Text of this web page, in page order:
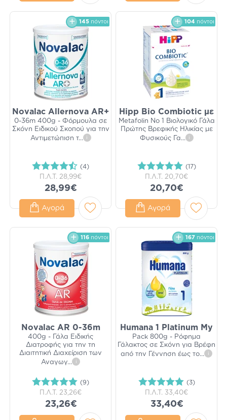
145 πόντοι
Novalac Allernova AR+
0-36m 400g - Φόρμουλα σε
Σκόνη Ειδικού Σκοπού για την
Αντιμετώπιση τ... i
(4)
Π.Λ.Τ. 28,99€
28,99€
Αγορά
104 πόντοι
Hipp Bio Combiotic με
Metafolin No 1 Βιολογικό Γάλα
Πρώτης Βρεφικής Ηλικίας με
Φυσικούς Γα... i
(17)
Π.Λ.Τ. 20,70€
20,70€
Αγορά
116 πόντοι
Novalac AR 0-36m
400g - Γάλα Ειδικής
Διατροφής για την τη
Διαιτητική Διαχείριση των
Αναγωγ... i
(9)
Π.Λ.Τ. 23,26€
23,26€
167 πόντοι
Humana 1 Platinum My
Pack 800g - Ρόφημα
Γάλακτος σε Σκόνη για Βρέφη
από την Γέννηση έως το... i
(3)
Π.Λ.Τ. 33,40€
33,40€